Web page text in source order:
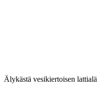
Älykästä vesikiertoisen